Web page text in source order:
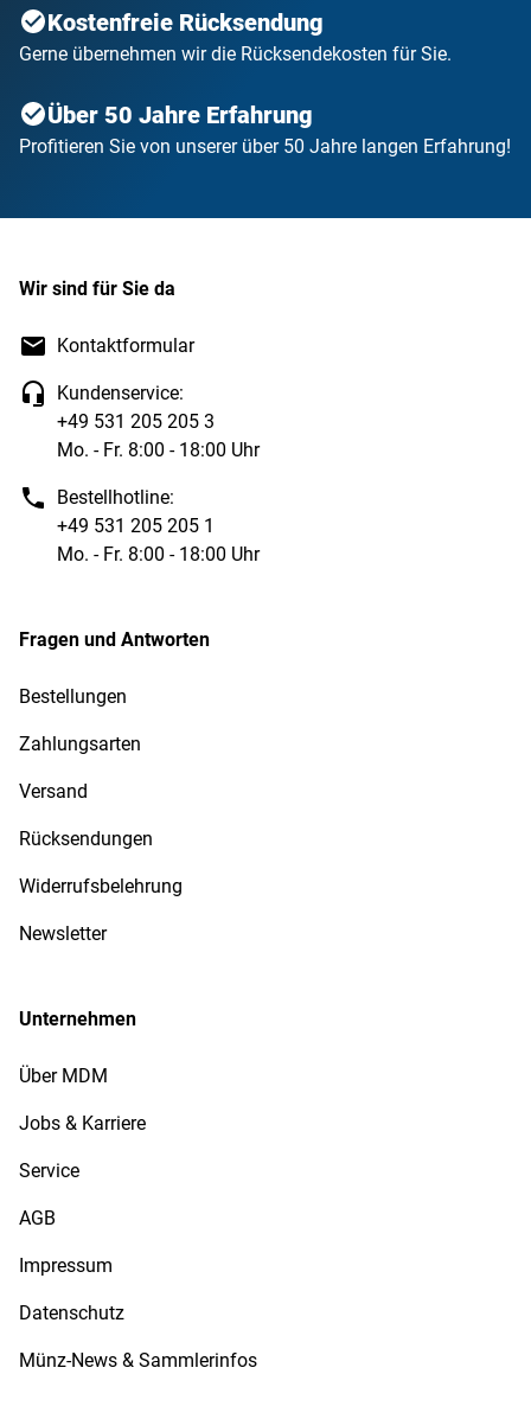
Kostenfreie Rücksendung
Gerne übernehmen wir die Rücksendekosten für Sie.
Über 50 Jahre Erfahrung
Profitieren Sie von unserer über 50 Jahre langen Erfahrung!
Wir sind für Sie da
Kontaktformular
Kundenservice:
+49 531 205 205 3
Mo. - Fr. 8:00 - 18:00 Uhr
Bestellhotline:
+49 531 205 205 1
Mo. - Fr. 8:00 - 18:00 Uhr
Fragen und Antworten
Bestellungen
Zahlungsarten
Versand
Rücksendungen
Widerrufsbelehrung
Newsletter
Unternehmen
Über MDM
Jobs & Karriere
Service
AGB
Impressum
Datenschutz
Münz-News & Sammlerinfos